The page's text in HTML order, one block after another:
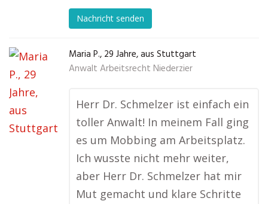
Nachricht senden
Maria P., 29 Jahre, aus Stuttgart
Anwalt Arbeitsrecht Niederzier
Herr Dr. Schmelzer ist einfach ein
toller Anwalt! In meinem Fall ging
es um Mobbing am Arbeitsplatz.
Ich wusste nicht mehr weiter,
aber Herr Dr. Schmelzer hat mir
Mut gemacht und klare Schritte